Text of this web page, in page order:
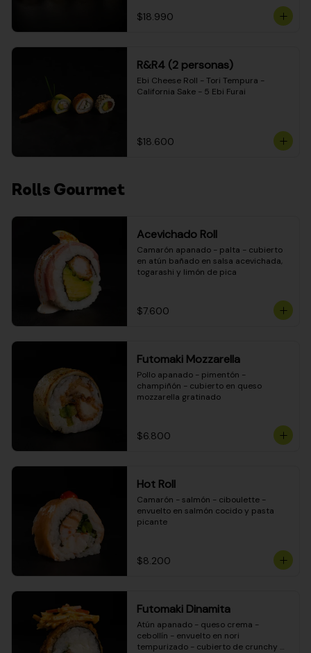
ciboulette) 10 (Pollo teriyaki - palta -
envuelto en queso crema)
$18.990
R&R4 (2 personas)
Ebi Cheese Roll - Tori Tempura -
California Sake - 5 Ebi Furai
$18.600
Rolls Gourmet
Acevichado Roll
Camarón apanado - palta - cubierto
en atún bañado en salsa acevichada,
togarashi y limón de pica
$7.600
Futomaki Mozzarella
Pollo apanado - pimentón -
champiñón - cubierto en queso
mozzarella gratinado
$6.800
Hot Roll
Camarón - salmón - ciboulette -
envuelto en salmón cocido y pasta
picante
$8.200
Futomaki Dinamita
Atún apanado - queso crema -
cebollín - envuelto en nori
tempurizado - cubierto de crunchy